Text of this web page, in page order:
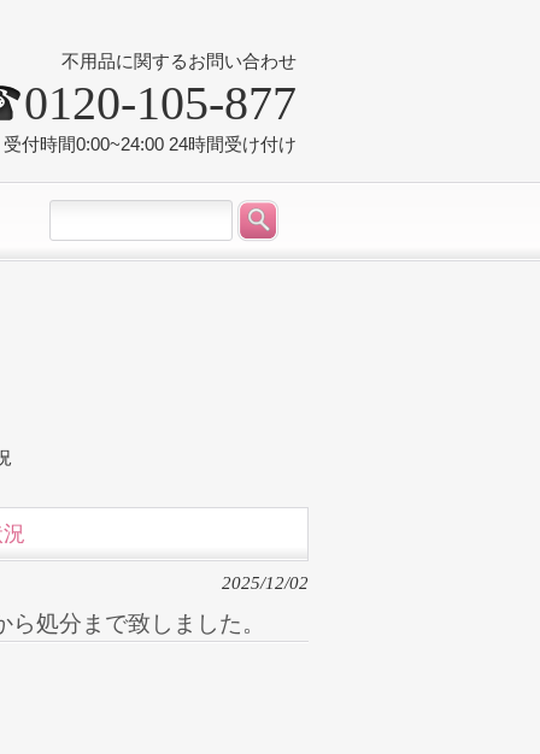
不用品に関するお問い合わせ
0120-105-877
受付時間0:00~24:00 24時間受け付け
2025/12/02
処分まで致しました。